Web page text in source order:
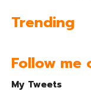
Trending
Follow me
My Tweets